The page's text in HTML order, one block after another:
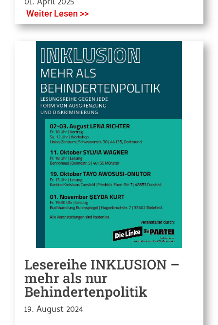
Weiter Lesen >>
Lesereihe INKLUSION –
mehr als nur
Behindertenpolitik
19. August 2024